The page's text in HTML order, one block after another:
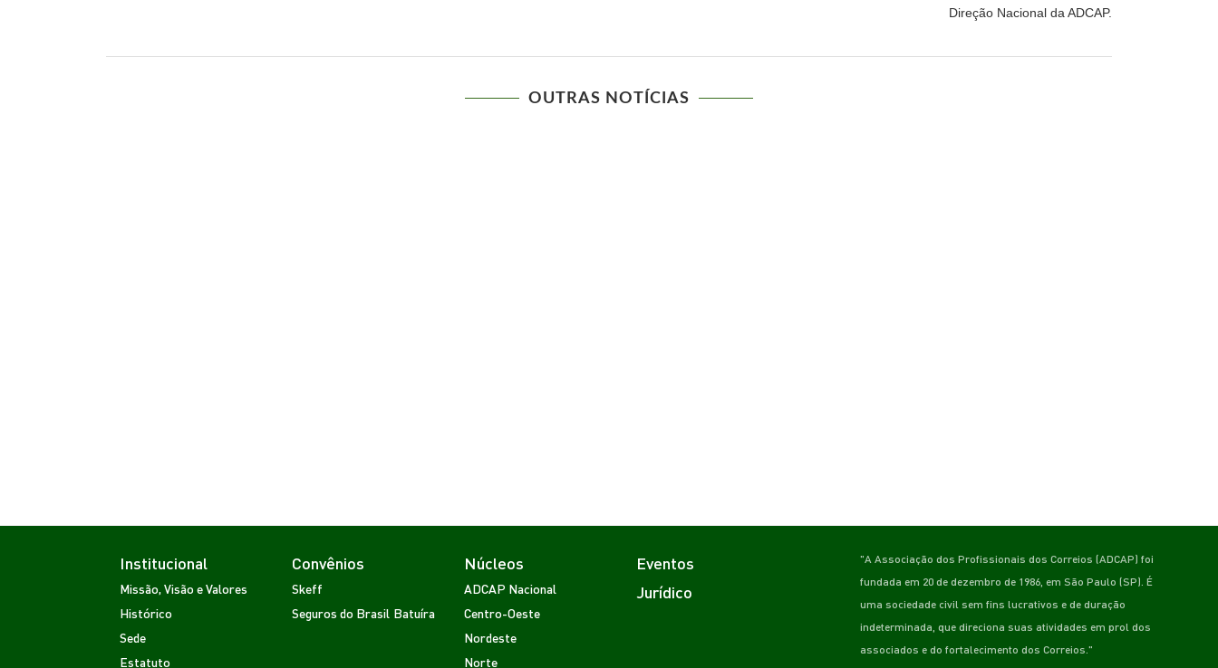
Direção Nacional da ADCAP.
OUTRAS NOTÍCIAS
Institucional
Missão, Visão e Valores
Histórico
Sede
Estatuto
Convênios
Skeff
Seguros do Brasil Batuíra
Núcleos
ADCAP Nacional
Centro-Oeste
Nordeste
Norte
Eventos
Jurídico
"A Associação dos Profissionais dos Correios (ADCAP) foi
fundada em 20 de dezembro de 1986, em São Paulo (SP). É
uma sociedade civil sem fins lucrativos e de duração
indeterminada, que direciona suas atividades em prol dos
associados e do fortalecimento dos Correios."